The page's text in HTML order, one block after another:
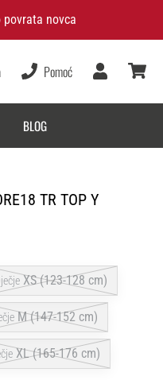
novca
Pomoć
Korisnik
BLOG
TR TOP Y
XS (123-128 cm)
M (147-152 cm)
XL (165-176 cm)